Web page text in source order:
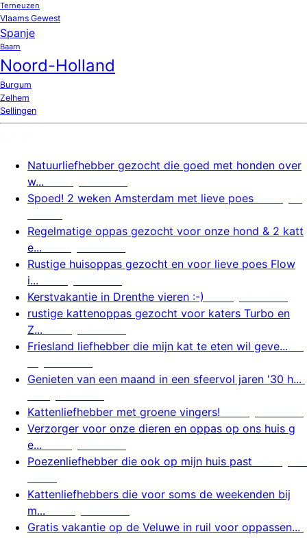
Terneuzen
Vlaams Gewest
Spanje
Baarn
Noord-Holland
Burgum
Zelhem
Sellingen
Natuurliefhebber gezocht die goed met honden over
w...
Spoed! 2 weken Amsterdam met lieve poes
Regelmatige oppas gezocht voor onze hond & 2 katt
e...
Rustige huisoppas gezocht en voor lieve poes Flow
i...
Kerstvakantie in Drenthe vieren :-)
rustige kattenoppas gezocht voor katers Turbo en
Z...
Friesland liefhebber die mijn kat te eten wil geve...
Genieten van een maand in een sfeervol jaren '30 h...
Kattenliefhebber met groene vingers!
Verzorger voor onze dieren en oppas op ons huis g
e...
Poezenliefhebber die ook op mijn huis past
Kattenliefhebbers die voor soms de weekenden bij
m...
Gratis vakantie op de Veluwe in ruil voor oppassen...